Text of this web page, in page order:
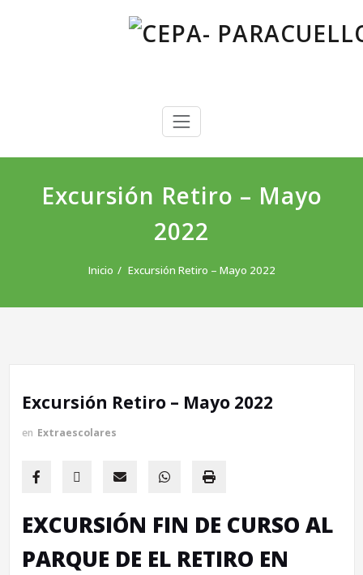
CEPA- PARACUELLOS DE JARAMA
Excursión Retiro – Mayo
2022
Inicio Excursión Retiro – Mayo 2022
Excursión Retiro – Mayo 2022
en Extraescolares
EXCURSIÓN FIN DE CURSO AL
PARQUE DE EL RETIRO EN